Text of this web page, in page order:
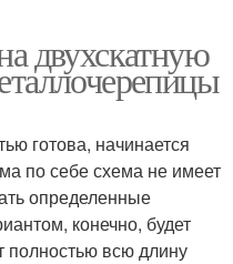
двухскатную
готова, начинается
по себе схема не имеет
определенные
конечно, будет
полностью всю длину